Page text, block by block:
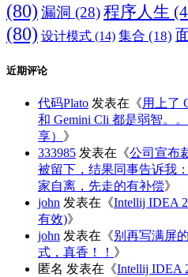
(80) 漏洞 (28)程序人生
(80) 设计模式 (14) 集合 (18)
近期评论
代码Plato 发表在《用上了
和 Gemini Cli 都是弱智。
享） 》
333985 发表在《公司宣布
被留下，结果同事告诉我
家自离，先走的有补偿》
john 发表在《Intellij IDEA
有效)》
john 发表在《别再写满屏
式，真香！！ 》
匿名 发表在《Intellij IDEA